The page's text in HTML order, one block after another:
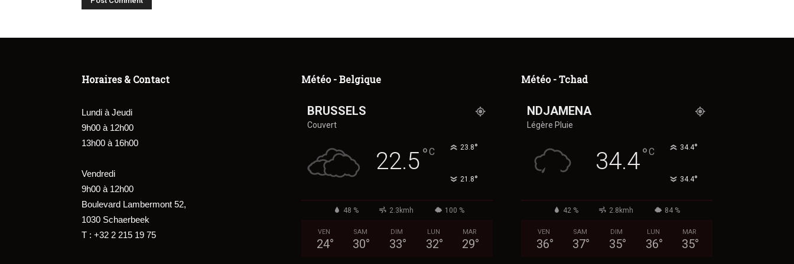
Horaires & Contact
Lundi à Jeudi
9h00 à 12h00
13h00 à 16h00
Vendredi
9h00 à 12h00
Boulevard Lambermont 52,
1030 Schaerbeek
T : +32 2 215 19 75
Météo - Belgique
BRUSSELS
Couvert
22.5°C 23.8°
21.8°
48 % 2.3kmh 100 %
VEN
24°
SAM
30°
DIM
33°
LUN
32°
MAR
29°
Météo - Tchad
NDJAMENA
Légère Pluie
34.4°C 34.4°
34.4°
42 % 2.8kmh 84 %
VEN
36°
SAM
37°
DIM
35°
LUN
36°
MAR
35°